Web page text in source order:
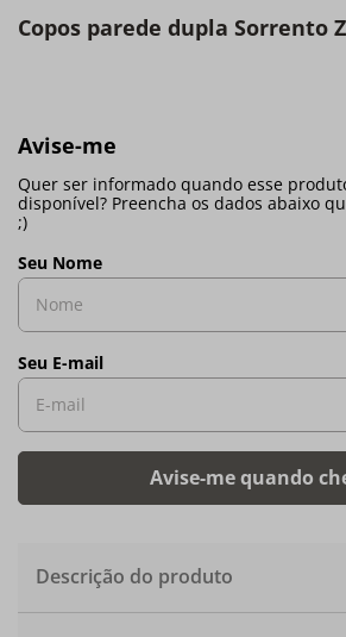
Copos parede dupla Sorrento
Descrição do produto